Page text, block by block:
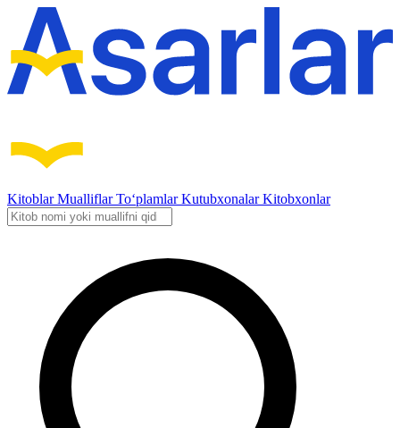
KitoblarMualliflarTo‘plamlarKutubxonalarKitobxonlar